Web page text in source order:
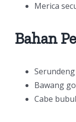
Merica
Bahan
Bawang
Cabe